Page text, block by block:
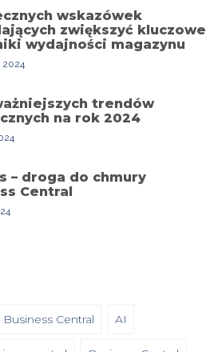
wskazówek
zwiększyć kluczowe
wydajności magazynu
2024
trendów
na rok 2024
– droga do chmury
Central
Business Central AI